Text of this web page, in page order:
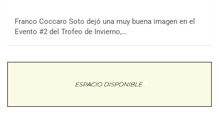
Franco Coccaro Soto dejó una muy buena imagen en el
Evento #2 del Trofeo de Invierno,…